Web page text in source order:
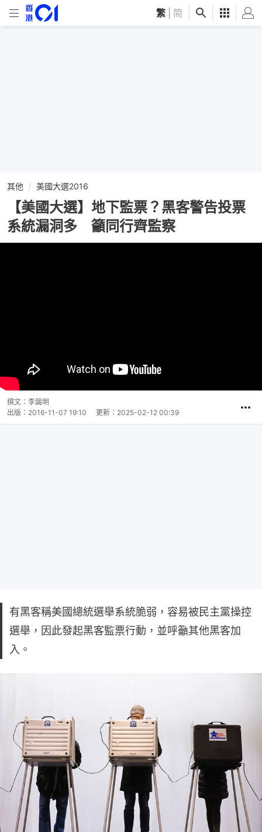
繁 简
其他 美國大選2016
【美國大選】地下監票？黑客警告投票
系統漏洞多 籲同行齊監察
撰文： 李藹明
出版： 2016-11-07 19:10 更新： 2025-02-12 00:39
有黑客稱美國總統選舉系統脆弱，容易被民主黨操控
選舉，因此發起黑客監票行動，並呼籲其他黑客加
入。